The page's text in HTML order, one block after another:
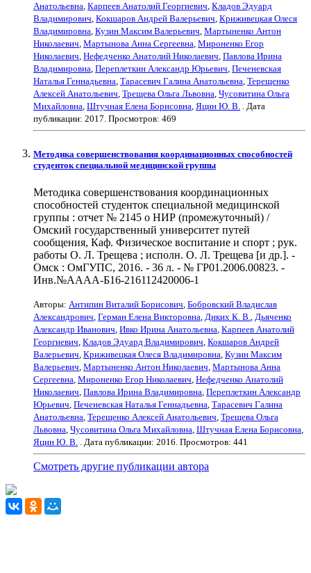
Анатольевна, Карпеев Анатолий Георгиевич, Кладов Эдуард
Владимирович, Кокшаров Андрей Валерьевич, Криживецкая Олеся
Владимировна, Кузин Максим Валерьевич, Мартыненко Антон
Николаевич, Мартынова Анна Сергеевна, Мироненко Егор
Николаевич, Нефедченко Анатолий Николаевич, Павлова Ирина
Владимировна, Переплеткин Александр Юрьевич, Печеневская
Наталья Геннадьевна, Тарасевич Галина Анатольевна, Терещенко
Алексей Анатольевич, Трещева Ольга Львовна, Чусовитина Ольга
Михайловна, Штучная Елена Борисовна, Яцин Ю. В. . Дата
публикации: 2017. Просмотров: 469
Методика совершенствования координационных способностей
студенток специальной медицинской группы
Методика совершенствования координационных
способностей студенток специальной медицинской
группы : отчет № 2145 о НИР (промежуточный) /
Омский государственный университет путей
сообщения, Каф. Физическое воспитание и спорт ; рук.
работы О. Л. Трещева ; исполн. О. Л. Трещева [и др.]. -
Омск : ОмГУПС, 2016. - 36 л. - № ГР01.2006.00823. -
Инв.№АААА-Б16-216112420006-1
Авторы: Антипин Виталий Борисович Бобровский Владислав
Александрович Герман Елена Викторовна Диких К. В.
Дьяченко
Александр Иванович Ивко Ирина Анатольевна Карпеев Анатолий
Георгиевич Кладов Эдуард Владимирович Кокшаров Андрей
Валерьевич Криживецкая Олеся Владимировна Кузин Максим
Валерьевич Мартыненко Антон Николаевич Мартынова Анна
Сергеевна Мироненко Егор Николаевич Нефедченко Анатолий
Николаевич Павлова Ирина Владимировна Переплеткин Александр
Юрьевич Печеневская Наталья Геннадьевна Тарасевич Галина
Анатольевна Терещенко Алексей Анатольевич Трещева Ольга
Львовна Чусовитина Ольга Михайловна Штучная Елена Борисовна
Яцин Ю. В.
. Дата публикации: 2016 . Просмотров: 441
Смотреть другие публикации автора